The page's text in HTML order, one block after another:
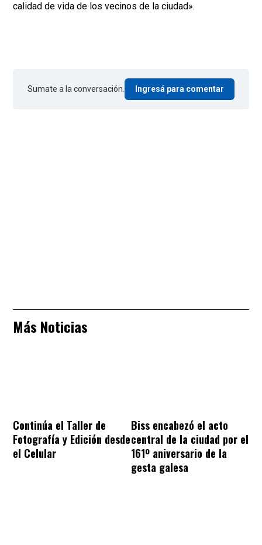
calidad de vida de los vecinos de la ciudad».
Sumate a la conversación. Ingresá para comentar
Más Noticias
Continúa el Taller de
Fotografía y Edición desde
el Celular
Biss encabezó el acto
central de la ciudad por el
161º aniversario de la
gesta galesa